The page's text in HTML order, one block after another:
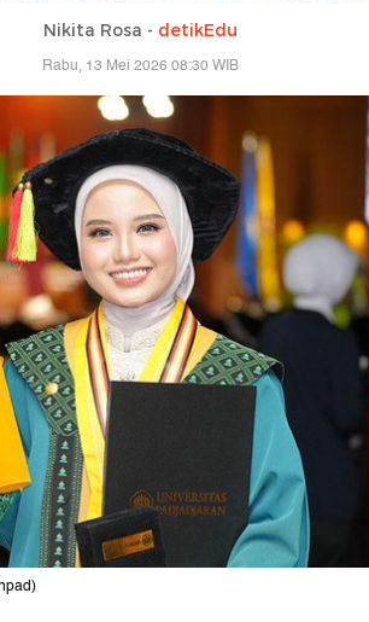
Nikita Rosa - detikEdu
Rabu, 13 Mei 2026 08:30 WIB